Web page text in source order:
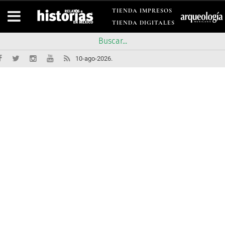
TIENDA IMPRESOS
TIENDA DIGITALES
10-ago-2026.